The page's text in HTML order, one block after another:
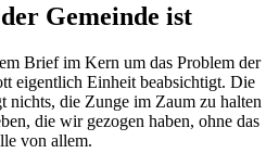
Gemeinde ist
Brief im Kern um das Problem der
eigentlich Einheit beabsichtigt. Die
nichts, die Zunge im Zaum zu halten
die wir gezogen haben, ohne das
von allem.